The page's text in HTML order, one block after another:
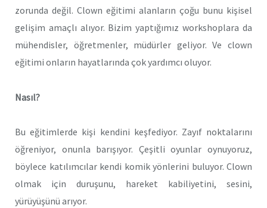
zorunda değil. Clown eğitimi alanların çoğu bunu kişisel
gelişim amaçlı alıyor. Bizim yaptığımız workshoplara da
mühendisler, öğretmenler, müdürler geliyor. Ve clown
eğitimi onların hayatlarında çok yardımcı oluyor.
Nasıl?
Bu eğitimlerde kişi kendini keşfediyor. Zayıf noktalarını
öğreniyor, onunla barışıyor. Çeşitli oyunlar oynuyoruz,
böylece katılımcılar kendi komik yönlerini buluyor. Clown
olmak için duruşunu, hareket kabiliyetini, sesini,
yürüyüşünü arıyor.